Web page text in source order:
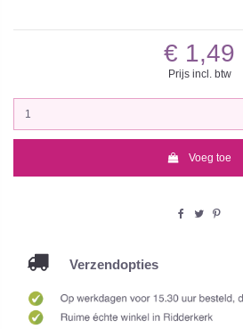
€ 1,49
Prijs incl. btw
Voeg toe
Verzendopties